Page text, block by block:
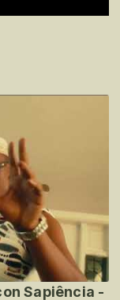
Sapiência -